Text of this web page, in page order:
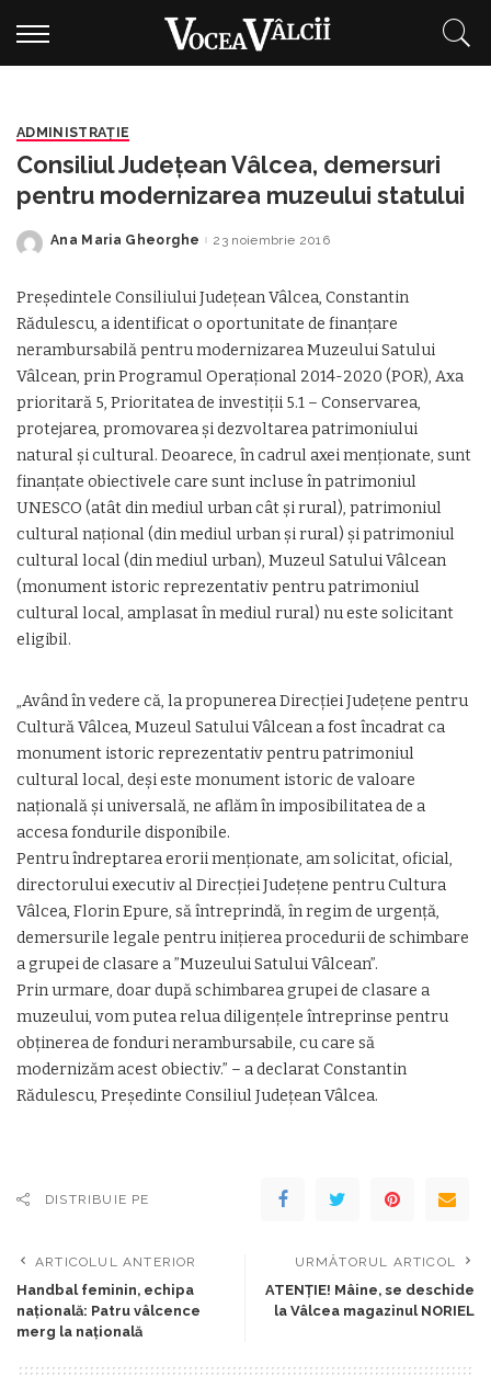
ADMINISTRAŢIE
Consiliul Judeţean Vâlcea, demersuri
pentru modernizarea muzeului statului
Posted
Ana Maria Gheorghe 23 noiembrie 2016
Preşedintele Consiliului Judeţean Vâlcea, Constantin
Rădulescu, a identificat o oportunitate de finanţare
nerambursabilă pentru modernizarea Muzeului Satului
Vâlcean, prin Programul Operațional 2014-2020 (POR), Axa
prioritară 5, Prioritatea de investiții 5.1 – Conservarea,
protejarea, promovarea şi dezvoltarea patrimoniului
natural şi cultural. Deoarece, în cadrul axei menționate, sunt
finanţate obiectivele care sunt incluse în patrimoniul
UNESCO (atât din mediul urban cât şi rural), patrimoniul
cultural naţional (din mediul urban şi rural) şi patrimoniul
cultural local (din mediul urban), Muzeul Satului Vâlcean
(monument istoric reprezentativ pentru patrimoniul
cultural local, amplasat în mediul rural) nu este solicitant
eligibil.
„Având în vedere că, la propunerea Direcției Județene pentru
Cultură Vâlcea, Muzeul Satului Vâlcean a fost încadrat ca
monument istoric reprezentativ pentru patrimoniul
cultural local, deşi este monument istoric de valoare
naţională şi universală, ne aflăm în imposibilitatea de a
accesa fondurile disponibile.
Pentru îndreptarea erorii menţionate, am solicitat, oficial,
directorului executiv al Direcţiei Judeţene pentru Cultura
Vâlcea, Florin Epure, să întreprindă, în regim de urgență,
demersurile legale pentru inițierea procedurii de schimbare
a grupei de clasare a ”Muzeului Satului Vâlcean”.
Prin urmare, doar după schimbarea grupei de clasare a
muzeului, vom putea relua diligenţele întreprinse pentru
obţinerea de fonduri nerambursabile, cu care să
modernizăm acest obiectiv.” – a declarat Constantin
Rădulescu, Preşedinte Consiliul Judeţean Vâlcea.
DISTRIBUIE PE
ARTICOLUL ANTERIOR
Handbal feminin, echipa
națională: Patru vâlcence
merg la națională
URMĂTORUL ARTICOL
ATENȚIE! Mâine, se deschide
la Vâlcea magazinul NORIEL